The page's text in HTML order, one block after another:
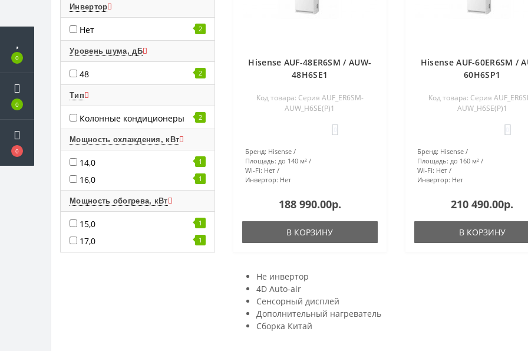
0
0
0
Инвертор
Нет 2
Уровень шума, дБ
48 2
Тип
Колонные кондиционеры 2
Мощность охлаждения, кВт
14,0 1
16,0 1
Мощность обогрева, кВт
15,0 1
17,0 1
Hisense AUF-48ER6SM / AUW-
48H6SE1
Код товара: Серия AUF_ER6SM-
AUW_H6SE(P)1
Бренд: Hisense
Площадь: до 140 м²
Wi-Fi: Нет
Инвертор: Нет
188 990.00р.
В КОРЗИНУ
Hisense AUF-60ER6SM /
60H6SP1
Код товара: Серия
AUW_H6SE(P)1
Бренд: Hisense
Площадь: до 160 м²
Wi-Fi: Нет
Инвертор: Нет
210 490.00р.
В КОРЗИНУ
Не инвертор
4D Auto-air
Сенсорный дисплей
Дополнительный нагреватель
Сборка Китай